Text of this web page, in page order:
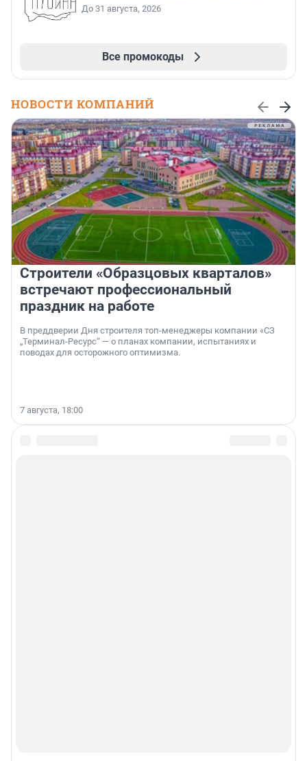
До 31 августа, 2026
Все промокоды
НОВОСТИ КОМПАНИЙ
Строители «Образцовых кварталов»
встречают профессиональный
праздник на работе
В преддверии Дня строителя топ-менеджеры компании «СЗ
„Терминал-Ресурс“ — о планах компании, испытаниях и
поводах для осторожного оптимизма.
7 августа, 18:00